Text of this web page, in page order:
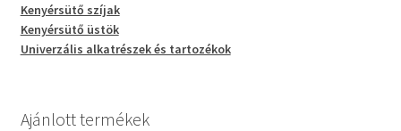
Kenyérsütő szíjak
Kenyérsütő üstök
Univerzális alkatrészek és tartozékok
Ajánlott termékek